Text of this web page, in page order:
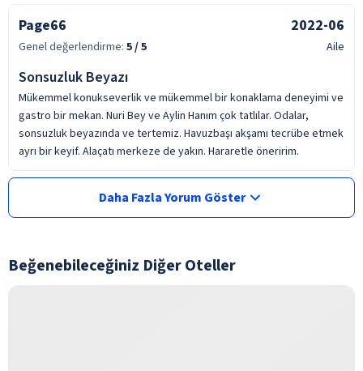
Page66 2022-06
Genel değerlendirme: 5/ 5 Aile
Sonsuzluk Beyazı
Mükemmel konukseverlik ve mükemmel bir konaklama deneyimi ve
gastro bir mekan. Nuri Bey ve Aylin Hanım çok tatlılar. Odalar,
sonsuzluk beyazında ve tertemiz. Havuzbaşı akşamı tecrübe etmek
ayrı bir keyif. Alaçatı merkeze de yakın. Hararetle öneririm.
Daha Fazla Yorum Göster
Beğenebileceğiniz Diğer Oteller